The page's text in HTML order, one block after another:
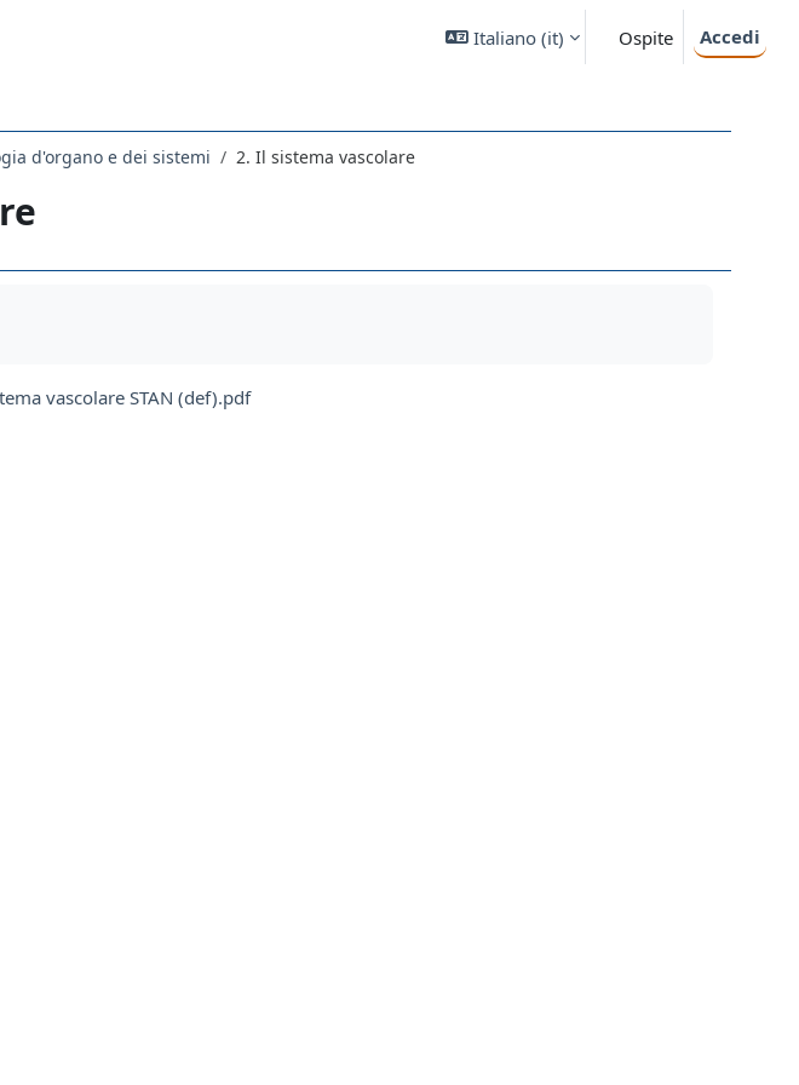
Italiano ‎(it)‎ Ospite
Accedi
d'organo e dei sistemi 2. Il sistema vascolare
vascolare STAN (def).pdf